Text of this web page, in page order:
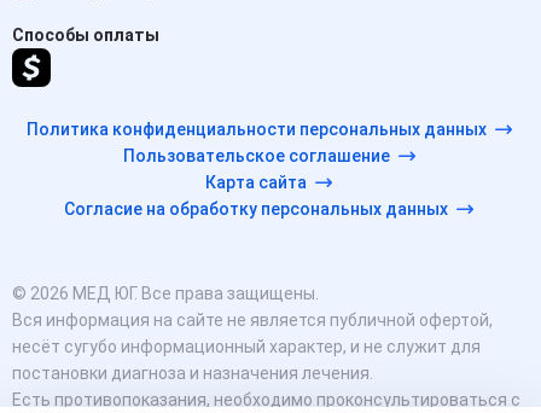
Способы оплаты
Политика конфиденциальности персональных данных
Пользовательское соглашение
Карта сайта
Согласие на обработку персональных данных
© 2026 МЕД ЮГ. Все права защищены.
Вся информация на сайте не является публичной офертой,
несёт сугубо информационный характер, и не служит для
постановки диагноза и назначения лечения.
Есть противопоказания, необходимо проконсультироваться с